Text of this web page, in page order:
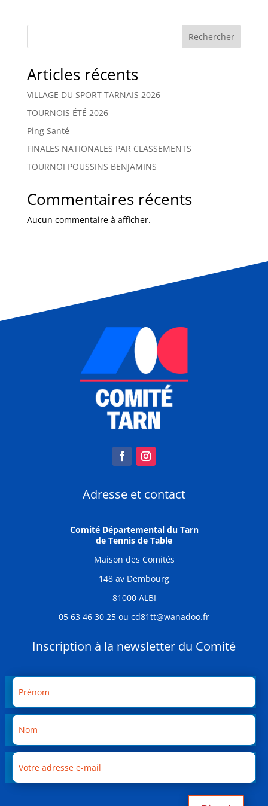
Rechercher
Articles récents
VILLAGE DU SPORT TARNAIS 2026
TOURNOIS ÉTÉ 2026
Ping Santé
FINALES NATIONALES PAR CLASSEMENTS
TOURNOI POUSSINS BENJAMINS
Commentaires récents
Aucun commentaire à afficher.
Adresse et contact
Comité Départemental du Tarn
de Tennis de Table
Maison des Comités
148 av Dembourg
81000 ALBI
05 63 46 30 25 ou cd81tt@wanadoo.fr
Inscription à la newsletter du Comité